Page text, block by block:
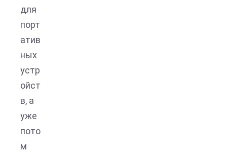
для
порт
атив
ных
устр
ойст
в, а
уже
пото
м